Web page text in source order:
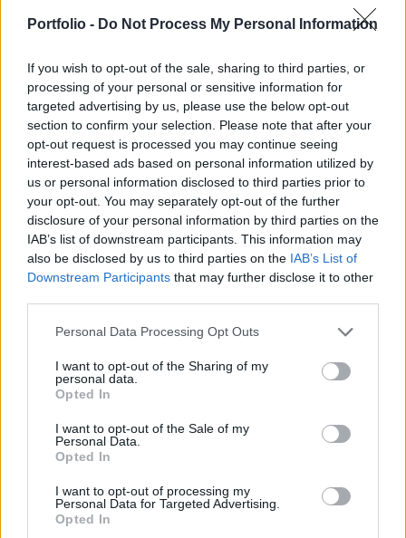
Portfolio - Do Not Process My Personal Information
If you wish to opt-out of the sale, sharing to third parties, or
processing of your personal or sensitive information for
targeted advertising by us, please use the below opt-out
section to confirm your selection. Please note that after your
opt-out request is processed you may continue seeing
interest-based ads based on personal information utilized by
us or personal information disclosed to third parties prior to
your opt-out. You may separately opt-out of the further
disclosure of your personal information by third parties on the
IAB’s list of downstream participants. This information may
also be disclosed by us to third parties on the IAB’s List of
Downstream Participants that may further disclose it to other
Personal Data Processing Opt Outs
I want to opt-out of the Sharing of my
personal data.
Opted In
I want to opt-out of the Sale of my
Personal Data.
Opted In
I want to opt-out of processing my
Personal Data for Targeted Advertising.
Opted In
elveszíthetik az oroszok a taktikai
jelentőségű települést
Portfolio
2023. augusztus 22. 12:27
Ukrán jelentések szerint csapataik már Robotine
faluban vannak, amely taktikailag fontos település
a déli irányú ellentámadás szempontjából – írja a
Reuters.
Hanna Maljar ukrán védelmiminiszter-helyettes szerint a
Robotinébe történő behatolás után az ukrán katonák
elkezdték megszervezni a civilek evakuálását, de az orosz
vannak – írta a Telegramon Olakszandr Tarnavszkij, a déli
ukrán erők parancsnoka. Robotine 10 kilométerre van a
A keresett cikk a portfolio.hu hírarchívumához
tartozik, melynek olvasása előfizetéses